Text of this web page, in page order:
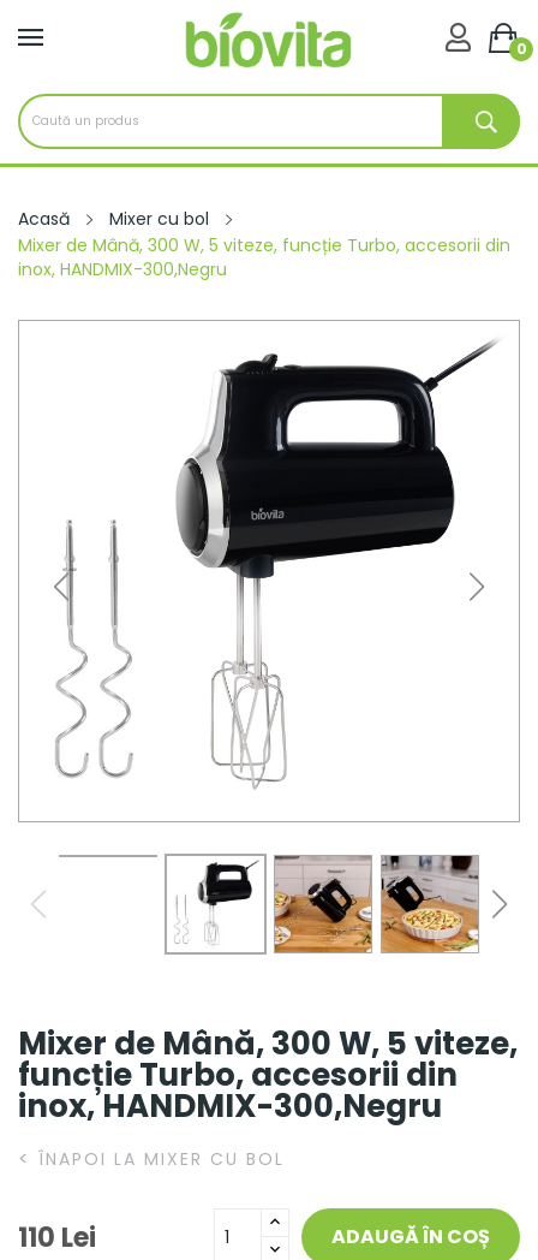
0

Acasă
Mixer cu bol
Mixer de Mână, 300 W, 5 viteze, funcție Turbo, accesorii din
inox, HANDMIX-300,Negru
Mixer de Mână, 300 W, 5 viteze,
funcție Turbo, accesorii din
inox, HANDMIX-300,Negru
< ÎNAPOI LA MIXER CU BOL
110 Lei ADAUGĂ ÎN COȘ